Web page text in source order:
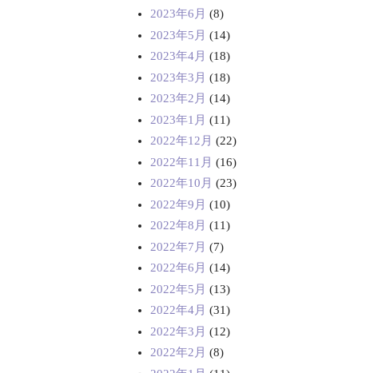
2023年6月 (8)
2023年5月 (14)
2023年4月 (18)
2023年3月 (18)
2023年2月 (14)
2023年1月 (11)
2022年12月 (22)
2022年11月 (16)
2022年10月 (23)
2022年9月 (10)
2022年8月 (11)
2022年7月 (7)
2022年6月 (14)
2022年5月 (13)
2022年4月 (31)
2022年3月 (12)
2022年2月 (8)